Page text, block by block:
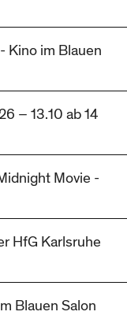
Kino im Blauen
– 13.10 ab 14
Movie -
HfG Karlsruhe
Blauen Salon